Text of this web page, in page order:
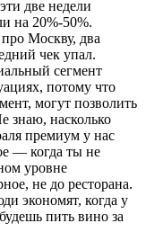
две недели
на 20%-50%.
Москву, два
чек упал.
сегмент
потому что
могут позволить
знаю, насколько
премиум у нас
— когда ты не
уровне
не до ресторана.
экономят, когда у
пить вино за